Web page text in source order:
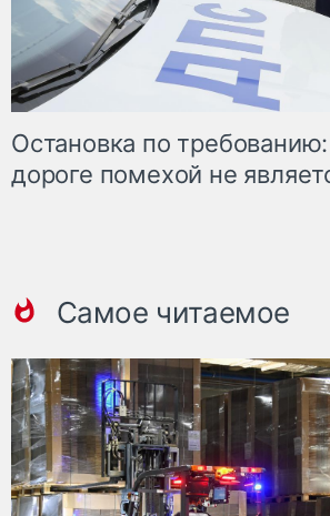
Остановка по
дороге помехой не
Самое читаемое